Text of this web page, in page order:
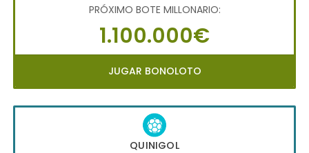
PRÓXIMO BOTE MILLONARIO:
1.100.000€
JUGAR BONOLOTO
QUINIGOL